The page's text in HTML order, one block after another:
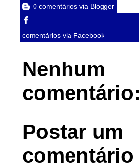
0 comentários via Blogger
comentários via Facebook
Nenhum
comentário:
Postar um
comentário